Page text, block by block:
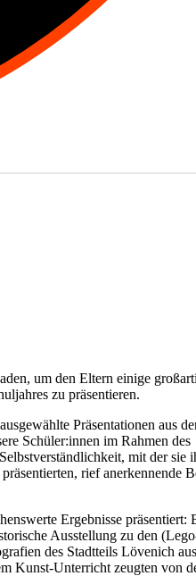
um den Eltern einige
zu präsentieren.
Präsentationen aus
Schüler:innen im Rahmen des
mit der sie
rief anerkennende
Ergebnisse präsentiert:
Ausstellung zu den
des Stadtteils Lövenich
Kunst-Unterricht zeugten von